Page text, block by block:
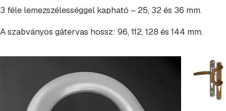
3 féle lemezszélességgel kapható – 25, 32 és 36 mm.
A szabványos gátervas hossz: 96, 112, 128 és 144 mm.